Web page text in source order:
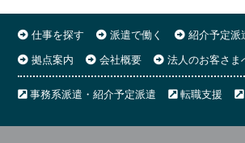
仕事を探す 派遣で働く 紹介予定派
拠点案内
会社概要 法人のお客さま
事務系派遣・紹介予定派遣 転職支援